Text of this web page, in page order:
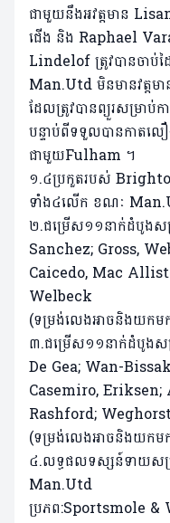
ជាមួយនឹងអវត្តមាន
ជើង និង Raphael
Lindelof ត្រូវបានចា
Man.Utd មិនមានវត្ត
ដែលត្រូវបានព្យួរសម្រាប់ក
បន្ទាប់ពីទទួលបានកាតល
ជាមួយFulham ។
១.៤ប្រកួតរបស់
ទាំង៤លើក ខណៈ
២.ជម្រើស១១នាក់ដំបូង
Sanchez; Gross,
Caicedo, Mac
Welbeck
(ទម្រង់លេងអាចនិងយក
៣.ជម្រើស១១នាក់ដំបូង
De Gea; Wan-
Casemiro,
Rashford;
(ទម្រង់លេងអាចនិងយក
៤.លទ្ធផលទស្សន៍ទាយស
Man.Utd
ប្រភព:Sportsmole &